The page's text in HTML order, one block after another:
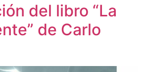
del libro “La
de Carlo